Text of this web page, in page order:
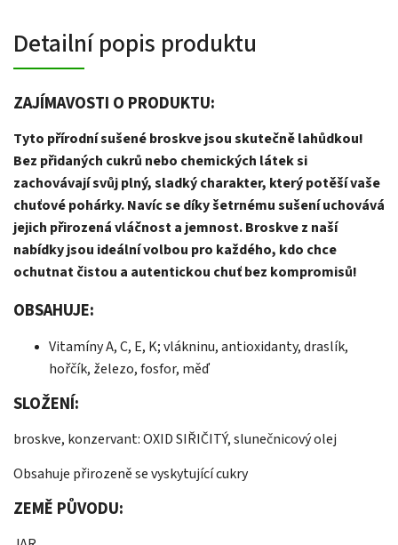
Detailní popis produktu
ZAJÍMAVOSTI O PRODUKTU:
Tyto přírodní sušené broskve jsou skutečně lahůdkou!
Bez přidaných cukrů nebo chemických látek si
zachovávají svůj plný, sladký charakter, který potěší vaše
chuťové pohárky. Navíc se díky šetrnému sušení uchovává
jejich přirozená vláčnost a jemnost. Broskve z naší
nabídky jsou ideální volbou pro každého, kdo chce
ochutnat čistou a autentickou chuť bez kompromisů!
OBSAHUJE:
Vitamíny A, C, E, K; vlákninu, antioxidanty, draslík,
hořčík, železo, fosfor, měď
SLOŽENÍ:
broskve, konzervant: OXID SIŘIČITÝ, slunečnicový olej
Obsahuje přirozeně se vyskytující cukry
ZEMĚ PŮVODU: